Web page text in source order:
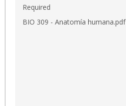
Required
BIO 309 - Anatomía humana.pdf